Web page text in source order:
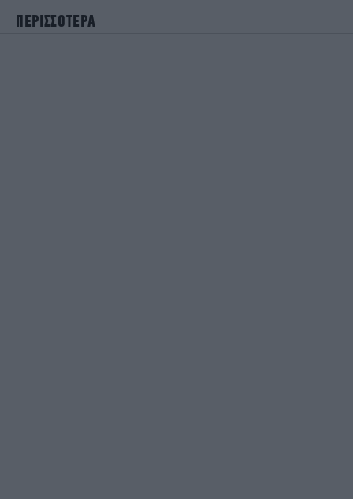
ΠΕΡΙΣΣΟΤΕΡΑ